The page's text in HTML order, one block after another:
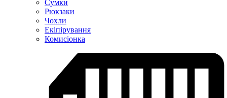
Сумки
Рюкзаки
Чохли
Екіпірування
Комисіонка